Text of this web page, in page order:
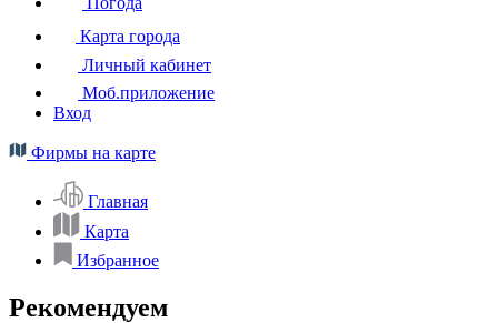
Карта города
Личный кабинет
Моб.приложение
Вход
Фирмы на карте
Главная
Карта
Избранное
Рекомендуем